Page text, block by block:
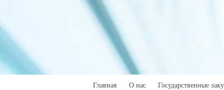
Главная О нас Государственные